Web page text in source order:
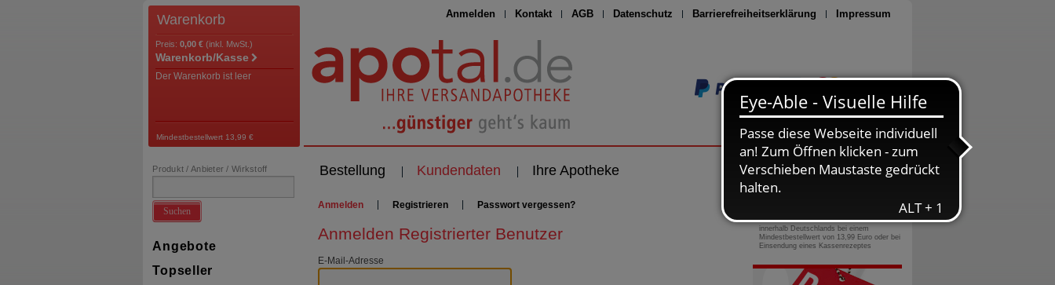
Anmelden Kontakt AGB Datenschutz Barrierefreiheitserklärung Impressum
Seite drucken
Warenkorb
Preis: 0,00 € (inkl. MwSt.)
Warenkorb/Kasse
Der Warenkorb ist leer
Mindestbestellwert 13,99 €
Bestellung Kundendaten Ihre Apotheke
Produkt / Anbieter / Wirkstoff
Suchen
Angebote
Topseller
Anmelden Registrieren Passwort vergessen?
Anmelden Registrierter Benutzer
E-Mail-Adresse
0800-10 11 422
gebührenfreie Rufnummer
innerhalb Deutschlands bei einem
Mindestbestellwert von 13,99 Euro oder bei
Einsendung eines Kassenrezeptes